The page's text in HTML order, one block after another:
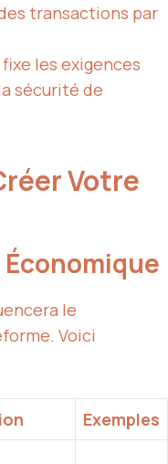
transactions par
les exigences
sécurité de
Votre
le
Voici
Exemples